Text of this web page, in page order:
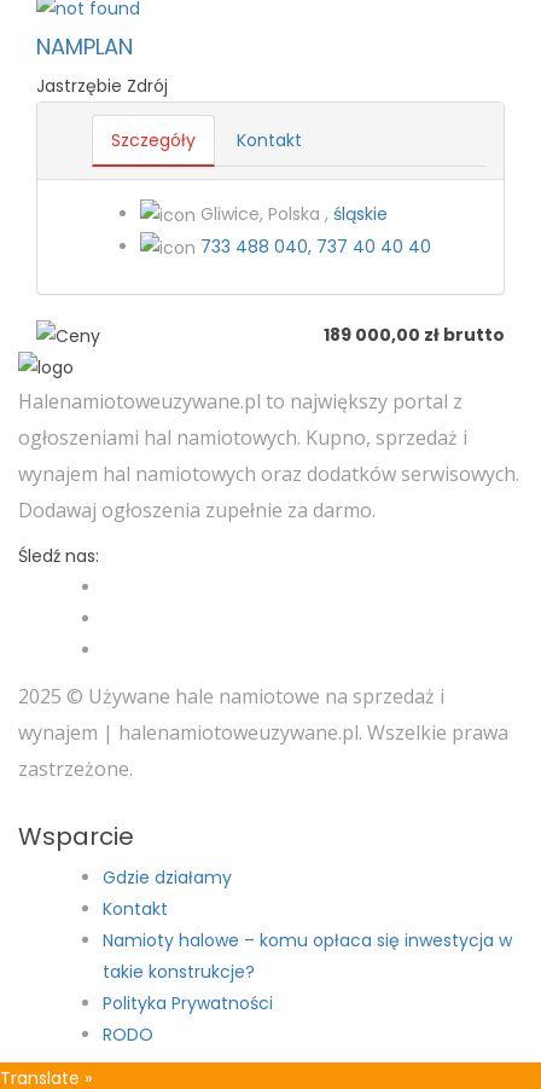
NAMPLAN
Jastrzębie Zdrój
Szczegóły Kontakt
Gliwice, Polska , śląskie
733 488 040, 737 40 40 40
189 000,00 zł brutto
Halenamiotoweuzywane.pl to największy portal z
ogłoszeniami hal namiotowych. Kupno, sprzedaż i
wynajem hal namiotowych oraz dodatków serwisowych.
Dodawaj ogłoszenia zupełnie za darmo.
Śledź nas:
2025 © Używane hale namiotowe na sprzedaż i
wynajem | halenamiotoweuzywane.pl. Wszelkie prawa
zastrzeżone.
Wsparcie
Gdzie działamy
Kontakt
Namioty halowe – komu opłaca się inwestycja w
takie konstrukcje?
Polityka Prywatności
RODO
Translate »